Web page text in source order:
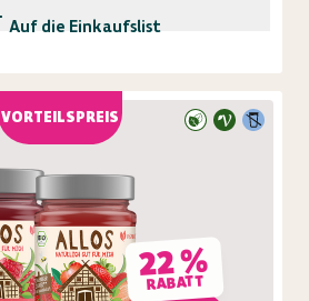
Auf die Einkaufsliste
VORTEILSPREIS
22 %
RABATT